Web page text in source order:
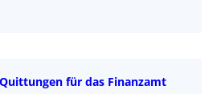
für das Finanzamt